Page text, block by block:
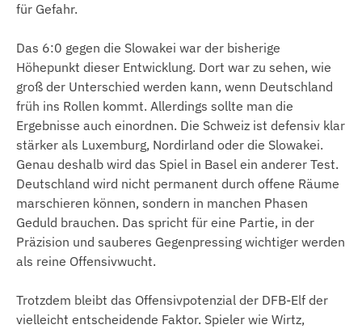
für Gefahr.
Das 6:0 gegen die Slowakei war der bisherige
Höhepunkt dieser Entwicklung. Dort war zu sehen, wie
groß der Unterschied werden kann, wenn Deutschland
früh ins Rollen kommt. Allerdings sollte man die
Ergebnisse auch einordnen. Die Schweiz ist defensiv klar
stärker als Luxemburg, Nordirland oder die Slowakei.
Genau deshalb wird das Spiel in Basel ein anderer Test.
Deutschland wird nicht permanent durch offene Räume
marschieren können, sondern in manchen Phasen
Geduld brauchen. Das spricht für eine Partie, in der
Präzision und sauberes Gegenpressing wichtiger werden
als reine Offensivwucht.
Trotzdem bleibt das Offensivpotenzial der DFB-Elf der
vielleicht entscheidende Faktor. Spieler wie Wirtz,